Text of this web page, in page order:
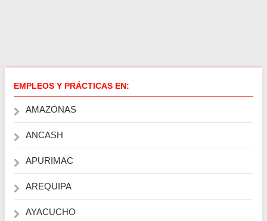
EMPLEOS Y PRÁCTICAS EN:
AMAZONAS
ANCASH
APURIMAC
AREQUIPA
AYACUCHO